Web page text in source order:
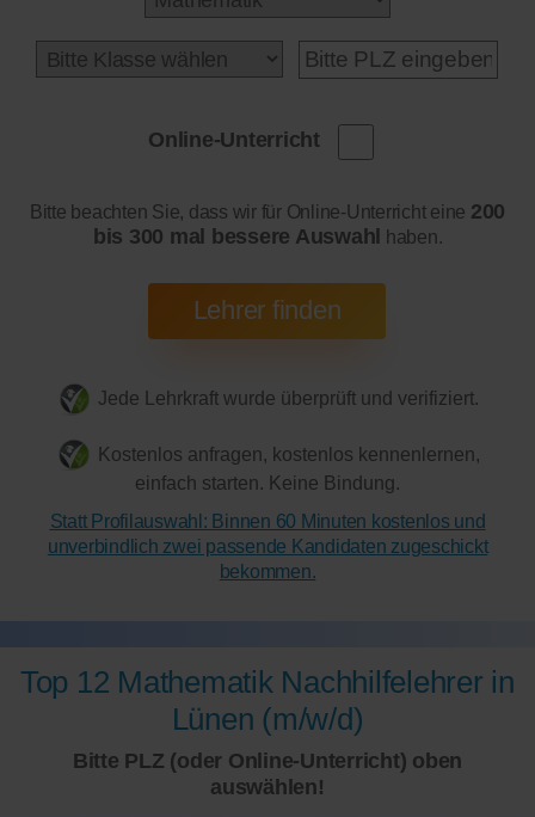
Online-Unterricht
Bitte beachten Sie, dass wir für Online-Unterricht eine 200
bis 300 mal bessere Auswahl haben.
Jede Lehrkraft wurde überprüft und verifiziert.
Kostenlos anfragen, kostenlos kennenlernen,
einfach starten. Keine Bindung.
Statt Profilauswahl: Binnen 60 Minuten kostenlos und
unverbindlich zwei passende Kandidaten zugeschickt
bekommen.
Top 12 Mathematik Nachhilfelehrer in
Lünen (m/w/d)
Bitte PLZ (oder Online-Unterricht) oben
auswählen!